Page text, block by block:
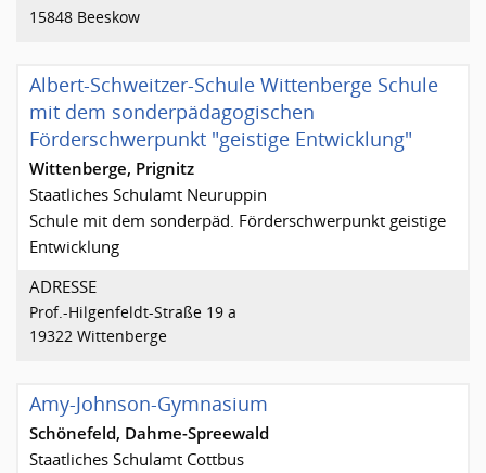
15848 Beeskow
Albert-Schweitzer-Schule Wittenberge Schule
mit dem sonderpädagogischen
Förderschwerpunkt "geistige Entwicklung"
Wittenberge, Prignitz
Staatliches Schulamt Neuruppin
Schule mit dem sonderpäd. Förderschwerpunkt geistige
Entwicklung
ADRESSE
Prof.-Hilgenfeldt-Straße 19 a
19322 Wittenberge
Amy-Johnson-Gymnasium
Schönefeld, Dahme-Spreewald
Staatliches Schulamt Cottbus